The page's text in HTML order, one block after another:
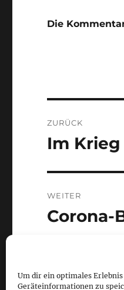
Um dir ein optimales
Geräteinformationen zu
Die
ZURÜCK
Vorheriger
Im Krieg
WEITER
Nächster
Corona-